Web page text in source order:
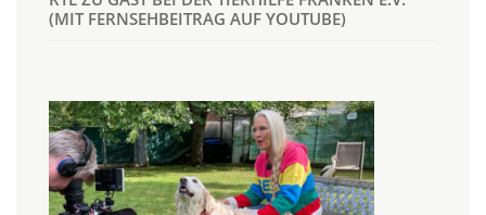
(MIT FERNSEHBEITRAG AUF YOUTUBE)